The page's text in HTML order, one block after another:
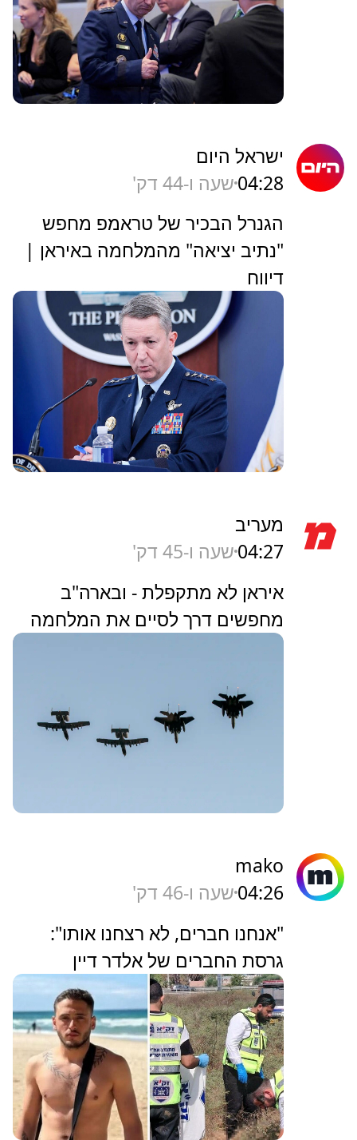
ישראל היום
04:28שעה ו-44 דק'
הגנרל הבכיר של טראמפ מחפש
"נתיב יציאה" מהמלחמה באיראן |
דיווח
מעריב
04:27שעה ו-45 דק'
איראן לא מתקפלת - ובארה"ב
מחפשים דרך לסיים את המלחמה
mako
04:26שעה ו-46 דק'
"אנחנו חברים, לא רצחנו אותו":
גרסת החברים של אלדר דיין